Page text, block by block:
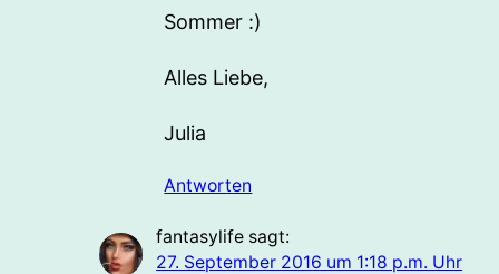
Sommer :)
Alles Liebe,
Julia
Antworten
fantasylife sagt:
27. September 2016 um 1:18 p.m. Uhr